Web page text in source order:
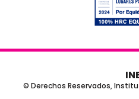
© Derechos Reservados,